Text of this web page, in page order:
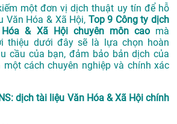
một đơn vị dịch thuật uy tín để hỗ
Văn Hóa & Xã Hội, Top 9 Công ty dịch
& Xã Hội chuyên môn caomà
thiệu dưới đây sẽ là lựa chọn hoàn
cầu của bạn, đảm bảo bản dịch của
cách chuyên nghiệp và chính xác
dịch tài liệu Văn Hóa & Xã Hội chính